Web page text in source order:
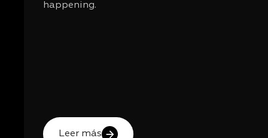
happening.
Leer más